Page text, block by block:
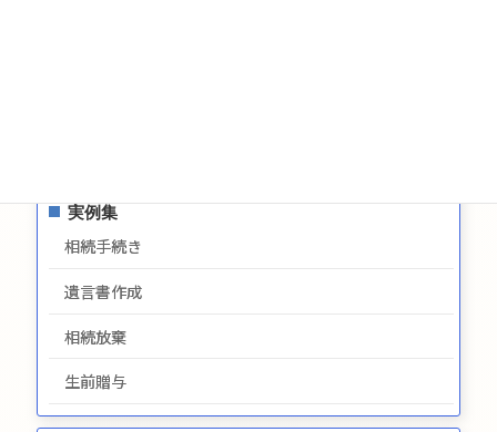
実例集
相続手続き
遺言書作成
相続放棄
生前贈与